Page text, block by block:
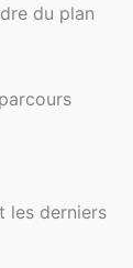
du plan
les derniers